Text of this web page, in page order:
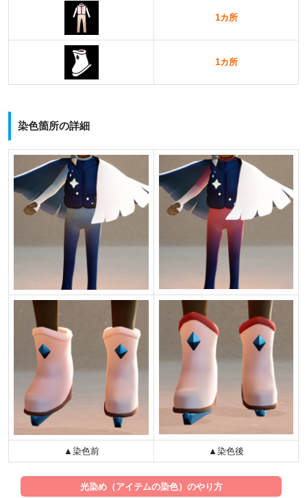
1カ所
1カ所
染色箇所の詳細
▲染色前 ▲染色後
光染め（アイテムの染色）のやり方